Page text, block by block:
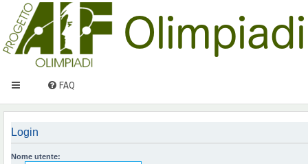
FAQ
Login
Nome utente: